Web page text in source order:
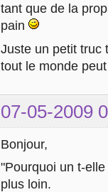
tant que de la
pain
Juste un petit truc
tout le monde
07-05-2009
Bonjour,
"Pourquoi un t-
plus loin.